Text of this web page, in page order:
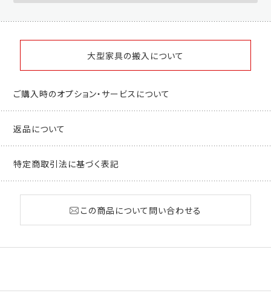
大型家具の搬入について
ご購入時のオプション・サービスについて
返品について
特定商取引法に基づく表記
この商品について問い合わせる